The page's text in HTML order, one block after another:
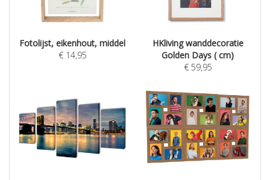
Fotolijst, eikenhout, middel
€ 14,95
HKliving wanddecoratie
Golden Days ( cm)
€ 59,95